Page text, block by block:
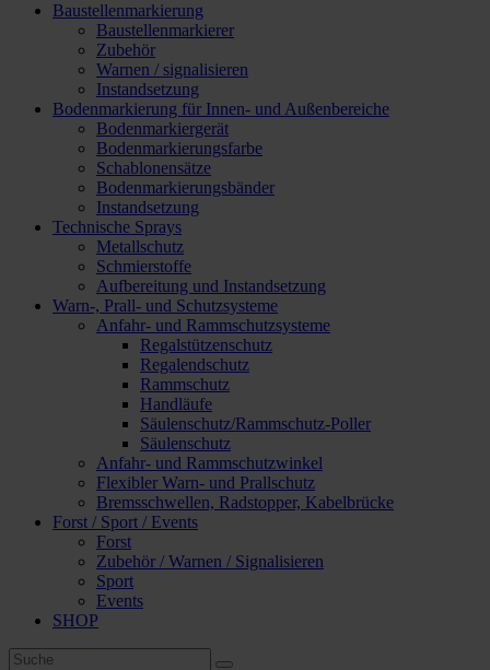
Baustellenmarkierung
Baustellenmarkierer
Zubehör
Warnen / signalisieren
Instandsetzung
Bodenmarkierung für Innen- und Außenbereiche
Bodenmarkiergerät
Bodenmarkierungsfarbe
Schablonensätze
Bodenmarkierungsbänder
Instandsetzung
Technische Sprays
Metallschutz
Schmierstoffe
Aufbereitung und Instandsetzung
Warn-, Prall- und Schutzsysteme
Anfahr- und Rammschutzsysteme
Regalstützenschutz
Regalendschutz
Rammschutz
Handläufe
Säulenschutz/Rammschutz-Poller
Säulenschutz
Anfahr- und Rammschutzwinkel
Flexibler Warn- und Prallschutz
Bremsschwellen, Radstopper, Kabelbrücke
Forst / Sport / Events
Forst
Zubehör / Warnen / Signalisieren
Sport
Events
SHOP